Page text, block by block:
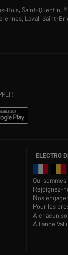
Bois,Saint-Quentin,
Laval,Saint-
!
ELECTRO
Qui
Rejoignez-
Nos
Pour les
À chacun
Alliance